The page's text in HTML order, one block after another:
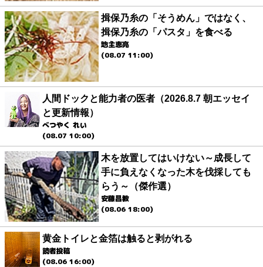
揖保乃糸の「そうめん」ではなく、
揖保乃糸の「パスタ」を食べる
地主恵亮
(08.07 11:00)
人間ドックと能力者の医者（2026.8.7 朝エッセイ
と更新情報）
べつやく れい
(08.07 10:00)
木を放置してはいけない～成長して
手に負えなくなった木を伐採しても
らう～（傑作選）
安藤昌教
(08.06 18:00)
黄金トイレと金箔は触ると剥がれる
読者投稿
(08.06 16:00)